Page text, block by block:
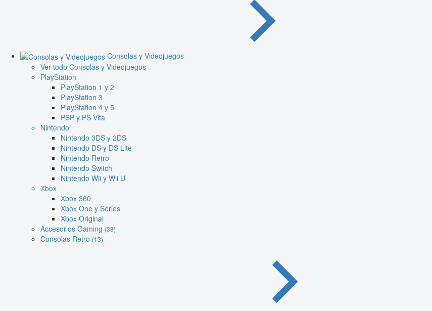
Consolas y Videojuegos
Ver todo Consolas y Videojuegos
PlayStation
PlayStation 1 y 2
PlayStation 3
PlayStation 4 y 5
PSP y PS Vita
Nintendo
Nintendo 3DS y 2DS
Nintendo DS y DS Lite
Nintendo Retro
Nintendo Switch
Nintendo Wii y Wii U
Xbox
Xbox 360
Xbox One y Series
Xbox Original
Accesorios Gaming (38)
Consolas Retro (13)